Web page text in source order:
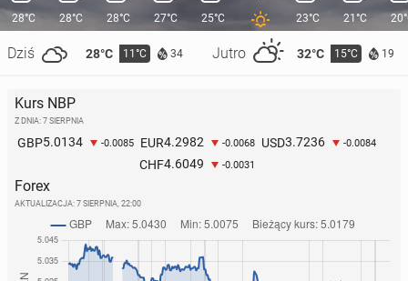
28°C
Dziś 28°C 11°C 34 Jutro 32°C 15°C 19
28°C 28°C 27°C 25°C 23°C 21°C
Kurs NBP
Z DNIA: 7 SIERPNIA
GBP5.0134 -0.0085 EUR4.2982 -0.0068 USD3.7236 -0.0084
CHF4.6049 -0.0031
Forex
AKTUALIZACJA: 7 SIERPNIA, 22:00